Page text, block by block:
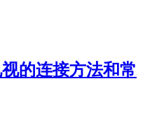
的连接方法和常